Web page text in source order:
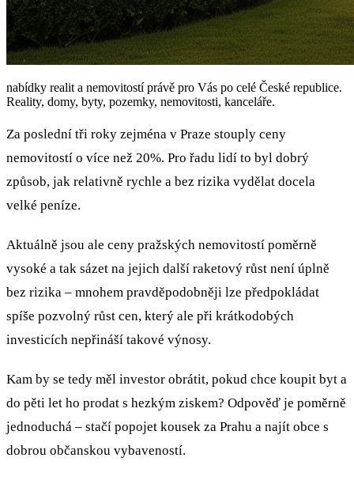
nabídky realit a nemovitostí právě pro Vás po celé České republice.
Reality, domy, byty, pozemky, nemovitosti, kanceláře.
Za poslední tři roky zejména v Praze stouply ceny
nemovitostí o více než 20%. Pro řadu lidí to byl dobrý
způsob, jak relativně rychle a bez rizika vydělat docela
velké peníze.
Aktuálně jsou ale ceny pražských nemovitostí poměrně
vysoké a tak sázet na jejich další raketový růst není úplně
bez rizika – mnohem pravděpodobněji lze předpokládat
spíše pozvolný růst cen, který ale při krátkodobých
investicích nepřináší takové výnosy.
Kam by se tedy měl investor obrátit, pokud chce koupit byt a
do pěti let ho prodat s hezkým ziskem? Odpověď je poměrně
jednoduchá – stačí popojet kousek za Prahu a najít obce s
dobrou občanskou vybaveností.